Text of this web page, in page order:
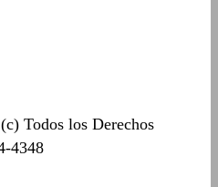
Todos los Derechos
4348